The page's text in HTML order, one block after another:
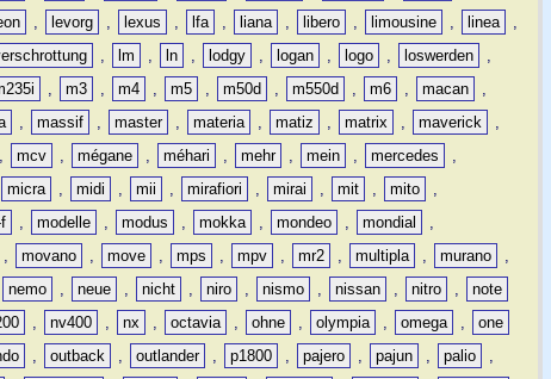
, levorg , lexus , lfa , liana , libero , limousine , linea
,
, lm , ln , lodgy , logan , logo , loswerden
,
, m3 , m4 , m5 , m50d , m550d , m6 , macan
,
, massif , master , materia , matiz , matrix , maverick
,
, mcv , mégane , méhari , mehr , mein , mercedes
,
micra , midi , mii , mirafiori , mirai , mit , mito
,
, modelle , modus , mokka , mondeo , mondial
,
, movano , move , mps , mpv , mr2 , multipla , murano
,
nemo , neue , nicht , niro , nismo , nissan , nitro ,
note
, nv400 , nx , octavia , ohne , olympia , omega ,
one
, outback , outlander , p1800 , pajero , pajun , palio
,